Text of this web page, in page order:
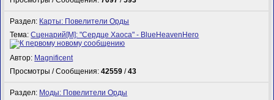
Раздел: Карты: Повелители Орды
Тема:Сценарий[M]: "Сердце Хаоса" - BlueHeavenHero
Автор: Magnificent
Просмотры / Сообщения:42559 /43
Раздел: Моды: Повелители Орды